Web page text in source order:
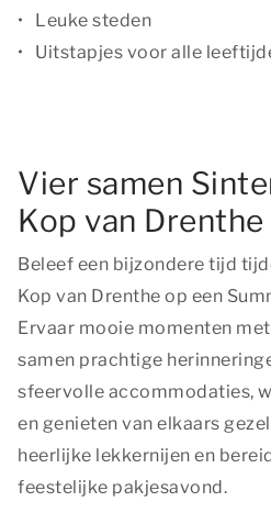
Leuke steden
Uitstapjes voor alle
Vier samen
Kop van Drenthe
Beleef een bijzondere tijd
Kop van Drenthe op een
Ervaar mooie momenten
samen prachtige
sfeervolle accommodaties,
en genieten van elkaars
heerlijke lekkernijen en
feestelijke pakjesavond.